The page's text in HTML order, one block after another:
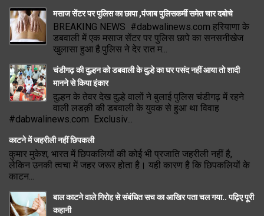
मसाज सेंटर पर पुलिस का छापा ,पंजाब पुलिसकर्मी समेत चार दबोचे
BREAKING NEWS #dabwalinews.com हरियाणा के
डबवाली में एक मसाज सेंटर पर पुलिस छापे का सनसनीखेज
खुलासा हुआ है.पुलिस ने देर रात म...
चंडीगढ़ की दुल्हन को डबवाली के दुल्हे का घर पसंद नहीं आया तो शादी
मानने से किया इंकार
दुल्हन के तेवर देख दुल्हे वालों ने बुलाई पुलिस चंडीगढ़ में रहने
वाली लडक़ी की डबवाली के युवक से हुआ था विवाह
#dabwalinews.com Exclusiv...
काटने में जहरीली नहीं छिपकली
कुमार मुकेश, भारत में छिपकलियों की कोई भी प्रजाति जहरीली नहीं है,
लेकिन उनकी त्वचा में जहर जरूर होता है। यही कारण है कि छिपकलियों के
काटन...
बाल काटने वाले गिरोह से संबंधित सच का आखिर पता चल गया.. पढ़िए पूरी
कहानी